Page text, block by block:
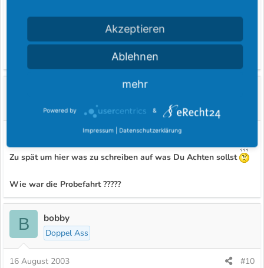
Ansonsten noch die Querlenkergummis der Vorderachse und die
Auspuffanlage als Schwachstelle, denke das sind die wesentlichen
Gast im Fordboard
Zu spät um hier was zu schreiben auf was Du Achten sollst
Wie war die Probefahrt ?????
B bobby
Doppel Ass
16 August 2003
#10
Akzeptieren
Ablehnen
mehr
Powered by &
Impressum | Datenschutzerklärung